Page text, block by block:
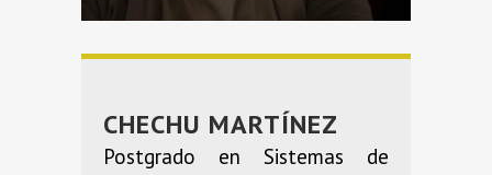
CHECHU MARTÍNEZ
Postgrado en Sistemas de